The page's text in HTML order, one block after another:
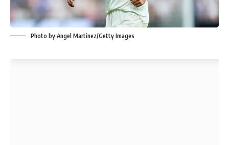
Photo by Angel Martinez/Getty Images